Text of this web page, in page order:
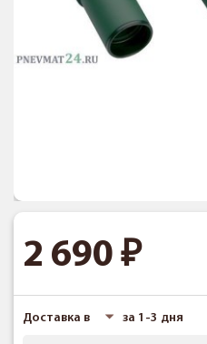
2 690
Доставка в за 1-3 дня